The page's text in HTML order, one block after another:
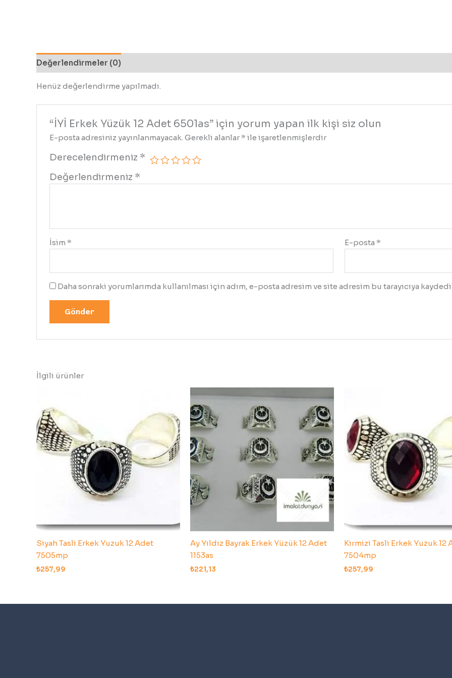
Değerlendirmeler (0)
Henüz değerlendirme yapılmadı.
“İYİ Erkek Yüzük 12 Adet 6501as” için yorum yapan ilk kişi siz olun
E-posta adresiniz yayınlanmayacak. Gerekli alanlar * ile işaretlenmişlerdir
Derecelendirmeniz *
Değerlendirmeniz *
İsim * E-posta *
Daha sonraki yorumlarımda kullanılması için adım, e-posta adresim ve site adresim bu tarayıcıya
İlgili ürünler
Siyah Tasli Erkek Yuzuk 12 Adet
7505mp
₺257,99
Ay Yıldız Bayrak Erkek Yüzük 12 Adet
1153as
₺221,13
Kirmizi Tasli Erkek Yuzuk 12
7504mp
₺257,99